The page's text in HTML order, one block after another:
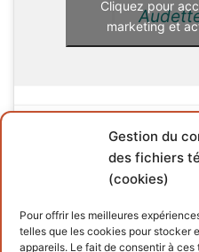
Gestion du
des fichiers
(cookies)
Pour offrir les meilleures
telles que les cookies pour stocker
appareils. Le fait de consentir à
Cliquez pour
marketing et
INFORMATIONS
Conditions générales